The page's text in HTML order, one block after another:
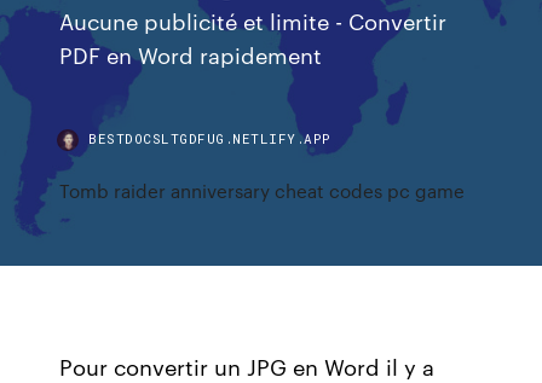
Aucune publicité et limite - Convertir
PDF en Word rapidement
BESTDOCSLTGDFUG.NETLIFY.APP
Tomb raider anniversary cheat codes pc game
Pour convertir un JPG en Word il y a